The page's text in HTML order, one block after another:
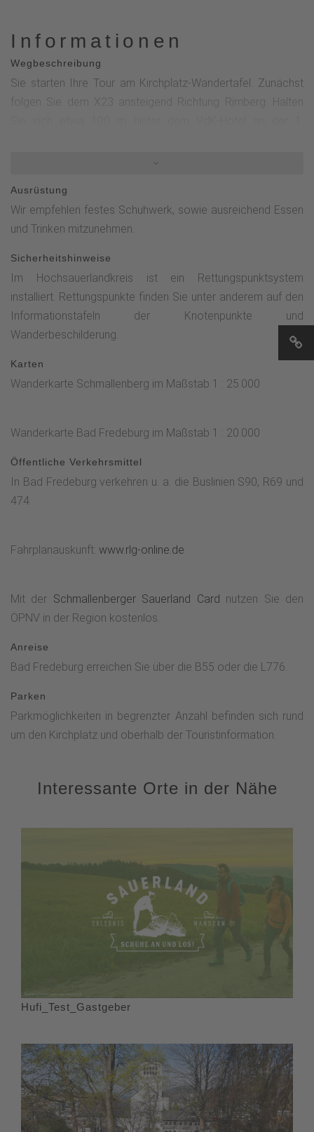
Informationen
Wegbeschreibung
Sie starten Ihre Tour am Kirchplatz-Wandertafel. Zunächst
folgen Sie dem X23 ansteigend Richtung Rimberg. Halten
Weg führt Sie bis zu den Drei Buchen. Dort angekommen in
einer 180 ° - Kehre zunächst dem BF 5 absteigend nach
Bad-Fredeburg-Schmiedinghausen (2,6 km) folgen. Nach
100 m von dem BF5 abweichen und weiter geradeaus
gehen. Immer abwärtsführt der Weg zurück zum
Ausgangspunkt am Kirchplatz.
Ausrüstung
Wir empfehlen festes Schuhwerk, sowie ausreichend Essen
und Trinken mitzunehmen.
Sicherheitshinweise
Im Hochsauerlandkreis ist ein Rettungspunktsystem
installiert. Rettungspunkte finden Sie unter anderem auf den
Informationstafeln der Knotenpunkte und
Wanderbeschilderung.
Karten
Wanderkarte Schmallenberg im Maßstab 1 : 25.000
Wanderkarte Bad Fredeburg im Maßstab 1 : 20.000
Öffentliche Verkehrsmittel
In Bad Fredeburg verkehren u. a. die Buslinien S90, R69 und
474.
Fahrplanauskunft: www.rlg-online.de
Mit der Schmallenberger Sauerland Card nutzen Sie den
ÖPNV in der Region kostenlos.
Anreise
Bad Fredeburg erreichen Sie über die B55 oder die L776.
Parken
Parkmöglichkeiten in begrenzter Anzahl befinden sich rund
um den Kirchplatz und oberhalb der Touristinformation.
Interessante Orte in der Nähe
Hufi_Test_Gastgeber